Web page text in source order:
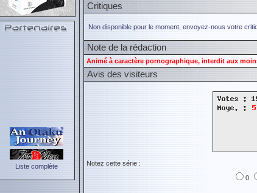
Liste complète
Critiques
Non disponible pour le moment, envoyez-nous votre
Note de la rédaction
Animé à caractère pornographique, interdit aux
Avis des visiteurs
Notez cette série :
0